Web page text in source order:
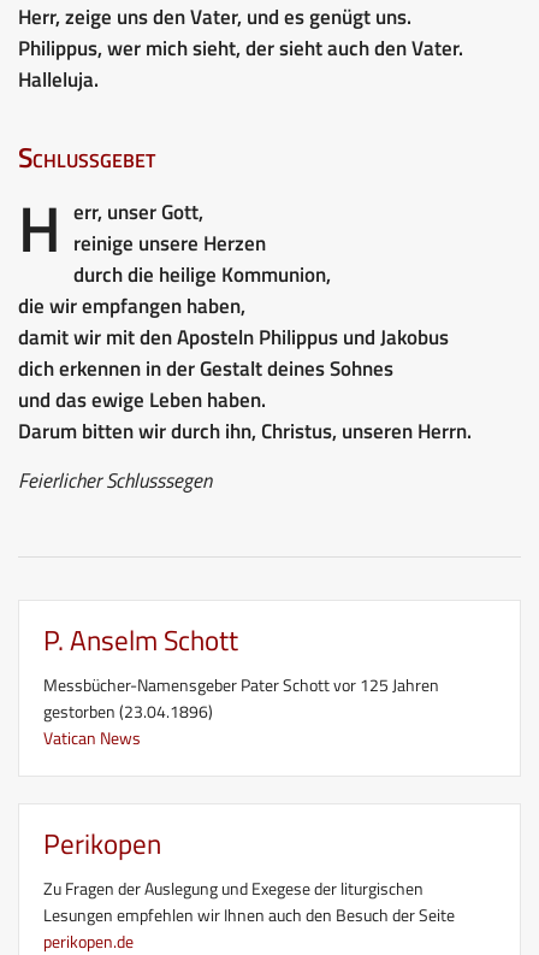
Herr, zeige uns den Vater, und es genügt uns.
Philippus, wer mich sieht, der sieht auch den Vater.
Halleluja.
Schlussgebet
H err, unser Gott,
reinige unsere Herzen
durch die heilige Kommunion,
die wir empfangen haben,
damit wir mit den Aposteln Philippus und Jakobus
dich erkennen in der Gestalt deines Sohnes
und das ewige Leben haben.
Darum bitten wir durch ihn, Christus, unseren Herrn.
Feierlicher Schlusssegen
P. Anselm Schott
Messbücher-Namensgeber Pater Schott vor 125 Jahren
gestorben (23.04.1896)
Vatican News
Perikopen
Zu Fragen der Auslegung und Exegese der liturgischen
Lesungen empfehlen wir Ihnen auch den Besuch der Seite
perikopen.de